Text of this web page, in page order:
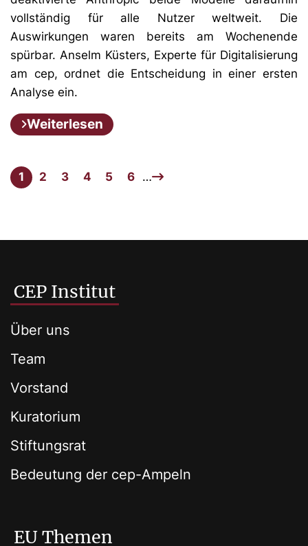
vollständig für alle Nutzer weltweit. Die
Auswirkungen waren bereits am Wochenende
spürbar. Anselm Küsters, Experte für Digitalisierung
am cep, ordnet die Entscheidung in einer ersten
Analyse ein.
Weiterlesen
1 2 3 4 5 6 …
CEP Institut
Über uns
Team
Vorstand
Kuratorium
Stiftungsrat
Bedeutung der cep-Ampeln
EU Themen